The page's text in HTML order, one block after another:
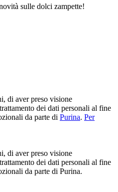
sulle dolci zampette!
di aver preso visione
dei dati personali al fine
da parte di Purina. Per
di aver preso visione
dei dati personali al fine
da parte di Purina.